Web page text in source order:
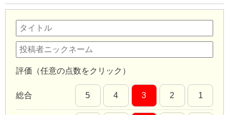
評価（任意の点数をクリック）
総合 5 4 3 2 1